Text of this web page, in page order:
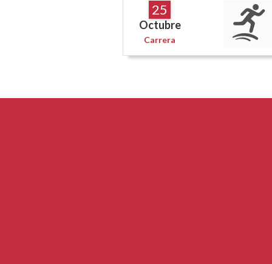
25
Octubre
Carrera